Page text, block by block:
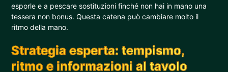
esporle e a pescare sostituzioni finché non hai in mano una
tessera non bonus. Questa catena può cambiare molto il
ritmo della mano.
Strategia esperta: tempismo,
ritmo e informazioni al tavolo